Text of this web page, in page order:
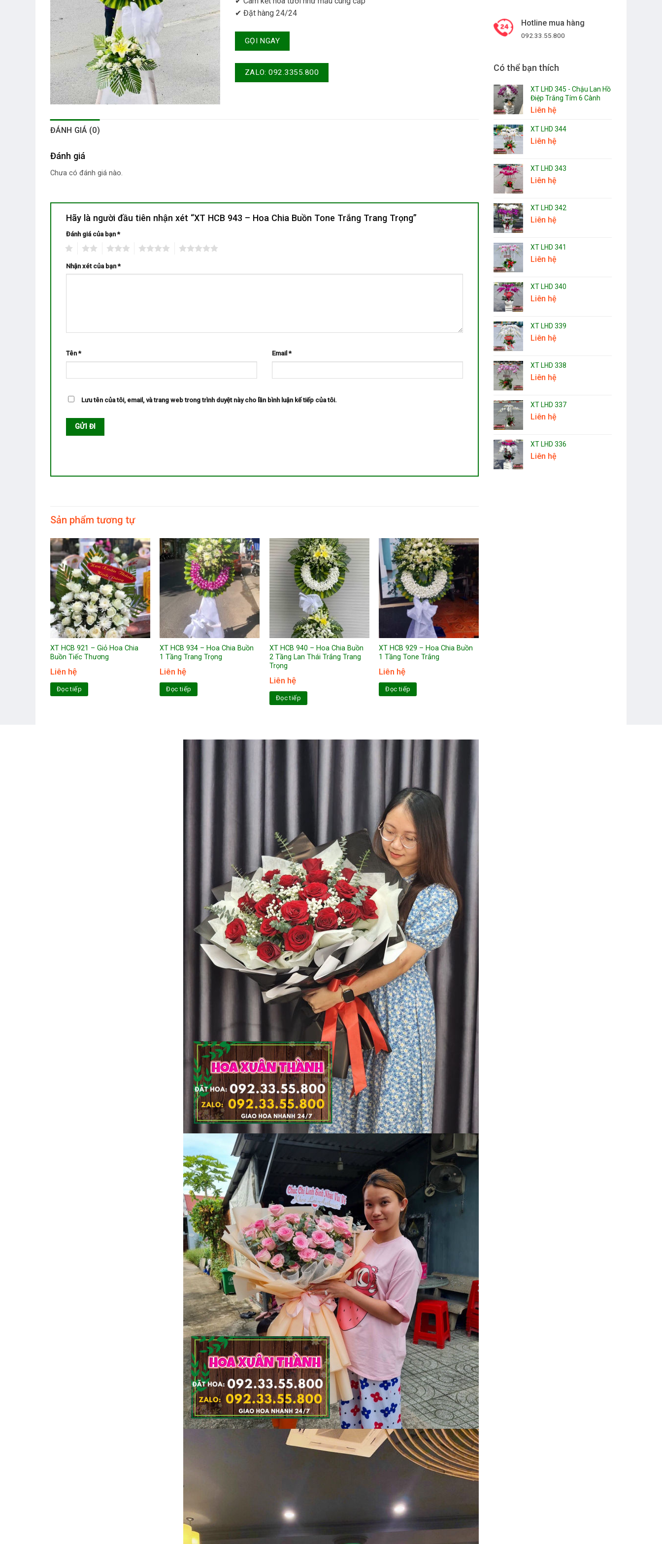
Hotline mua hàng
092.33.55.800
Có thể bạn thích
XT LHD 345 - Chậu Lan Hồ
Điệp Trắng Tím 6 Cành
Liên hệ
XT LHD 344
Liên hệ
XT LHD 343
Liên hệ
XT LHD 342
Liên hệ
XT LHD 341
Liên hệ
XT LHD 340
Liên hệ
XT LHD 339
Liên hệ
XT LHD 338
Liên hệ
XT LHD 337
Liên hệ
XT LHD 336
Liên hệ
✔ Đặt hàng 24/24
GỌI NGAY
ZALO: 092.3355.800
ĐÁNH GIÁ (0)
Đánh giá
Chưa có đánh giá nào.
Hãy là người đầu tiên nhận xét “XT HCB 943 – Hoa Chia Buồn Tone Trắng Trang Trọng”
Đánh giá của bạn*
Nhận xét của bạn*
Tên* Email*
Lưu tên của tôi, email, và trang web trong trình duyệt này cho lần bình luận kế tiếp của tôi.
Sản phẩm tương tự
XT HCB 921 – Giỏ Hoa Chia
Buồn Tiếc Thương
Liên hệ
Đọc tiếp
XT HCB 934 – Hoa Chia Buồn
1 Tầng Trang Trọng
Liên hệ
Đọc tiếp
XT HCB 940 – Hoa Chia Buồn
2 Tầng Lan Thái Trắng Trang
Trọng
Liên hệ
Đọc tiếp
XT HCB 929 – Hoa Chia Buồn
1 Tầng Tone Trắng
Liên hệ
Đọc tiếp